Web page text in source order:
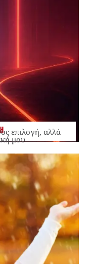
επιλογή, αλλά
μου